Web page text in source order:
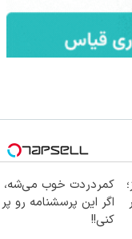
کمردردت خوب می‌شه،
اگر این پرسشنامه رو پر
کنی!!